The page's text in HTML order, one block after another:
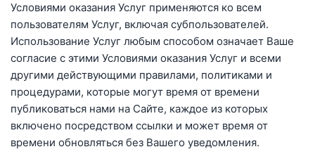
Условиями оказания Услуг применяются ко всем
пользователям Услуг, включая субпользователей.
Использование Услуг любым способом означает Ваше
согласие с этими Условиями оказания Услуг и всеми
другими действующими правилами, политиками и
процедурами, которые могут время от времени
публиковаться нами на Сайте, каждое из которых
включено посредством ссылки и может время от
времени обновляться без Вашего уведомления.